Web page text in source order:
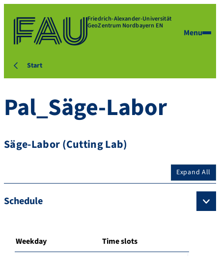
Friedrich-Alexander-Universität
GeoZentrum Nordbayern EN
Menu
Start
Pal_Säge-Labor
Säge-Labor (Cutting Lab)
Expand All
Schedule
Weekday Time slots